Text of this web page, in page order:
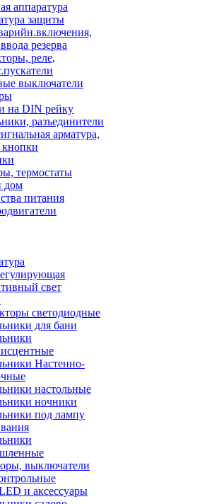
аппаратура
защиты
резерва
реле,
выключатели
на DIN рейку
разъединители
арматура,
термостаты
дом
питания
свет
светодиодные
для бани
Настенно-
настольные
ночники
под лампу
выключатели
и аксессуары